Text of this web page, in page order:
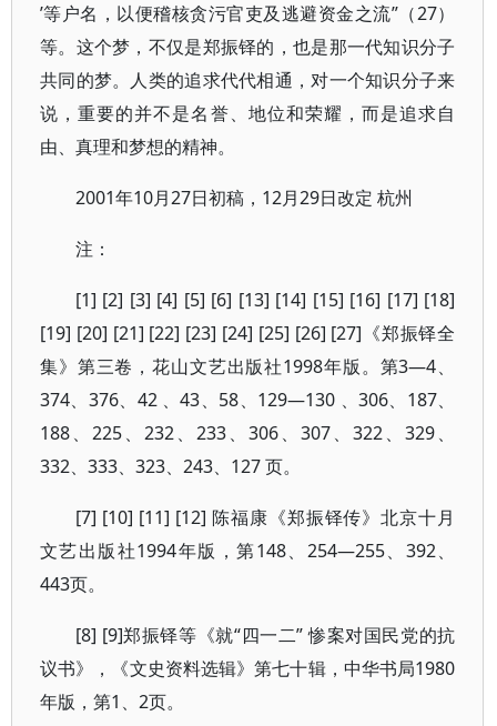
’等户名，以便稽核贪污官吏及逃避资金之流”（27）
等。这个梦，不仅是郑振铎的，也是那一代知识分子
共同的梦。人类的追求代代相通，对一个知识分子来
说，重要的并不是名誉、地位和荣耀，而是追求自
由、真理和梦想的精神。
2001年10月27日初稿，12月29日改定 杭州
注：
[1] [2] [3] [4] [5] [6] [13] [14] [15] [16] [17] [18]
[19] [20] [21] [22] [23] [24] [25] [26] [27]《郑振铎全
集》第三卷，花山文艺出版社1998年版。第3—4、
374、376、42 、43、58、129—130 、306、187、
188、225、232、233、306、307、322、329、
332、333、323、243、127 页。
[7] [10] [11] [12] 陈福康《郑振铎传》北京十月
文艺出版社1994年版，第148、254—255、392、
443页。
[8] [9]郑振铎等《就“四一二” 惨案对国民党的抗
议书》，《文史资料选辑》第七十辑，中华书局1980
年版，第1、2页。